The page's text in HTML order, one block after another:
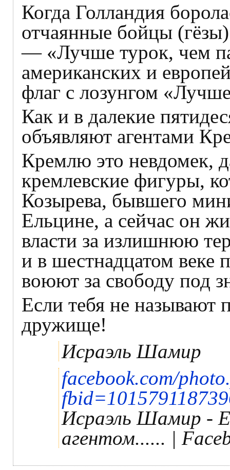
Когда Голландия
отчаянные бойцы
— «Лучше турок, чем
американских и
флаг с лозунгом
Как и в далекие
объявляют агентами
Кремлю это невдомек,
кремлевские фигуры,
Козырева, бывшего
Ельцине, а сейчас он
власти за излишнюю
и в шестнадцатом веке
воюют за свободу под
Если тебя не называют
дружище!
Исраэль Шамир
facebook.com/
Исраэль Шамир -
агентом...... |